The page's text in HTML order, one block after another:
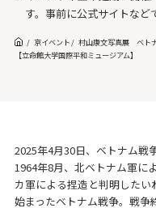
す。事前に公式サイトなど
京イベント
村山康文写真展 ベト
【立命館大学国際平和ミュージアム】
2025年4月30日、ベトナム戦
1964年8月、北ベトナム軍に
カ軍による捏造と判明した
始まったベトナム戦争。戦